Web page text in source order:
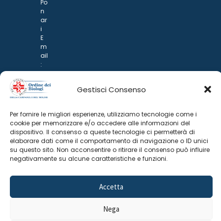
Gestisci Consenso
Per fornire le migliori esperienze, utilizziamo tecnologie come i
cookie per memorizzare e/o accedere alle informazioni del
dispositivo. Il consenso a queste tecnologie ci permetterà di
elaborare dati come il comportamento di navigazione o ID unici
su questo sito. Non acconsentire o ritirare il consenso può influire
negativamente su alcune caratteristiche e funzioni.
Accetta
Nega
Po
n
ar
i
E
m
ail
:
rp
d
@
p
n
ar
i.it